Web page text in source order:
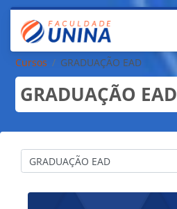
Ir para o conteúdo principal
Cursos GRADUAÇÃO EAD
GRADUAÇÃO EAD
Categorias de Cursos